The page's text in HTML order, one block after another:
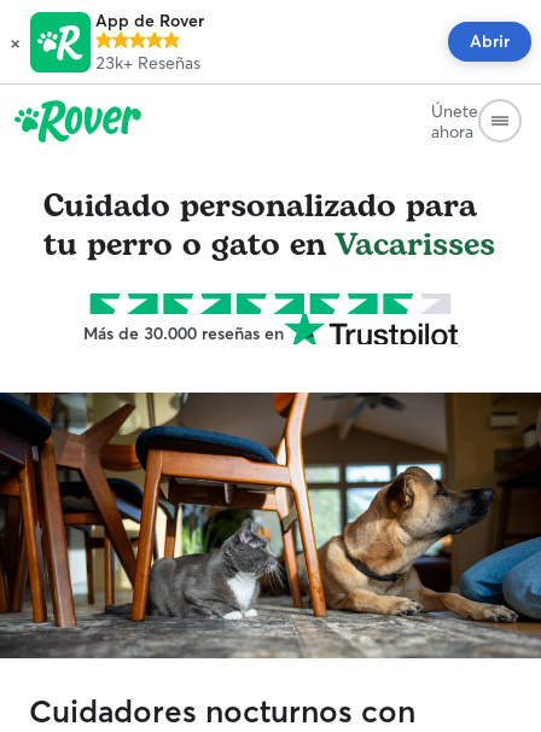
×
App de Rover
23k+ Reseñas
Abrir
Únete
ahora
Cuidado personalizado para
tu perro o gato enVacarisses
Más de 30.000 reseñas en
Cuidadores nocturnos con